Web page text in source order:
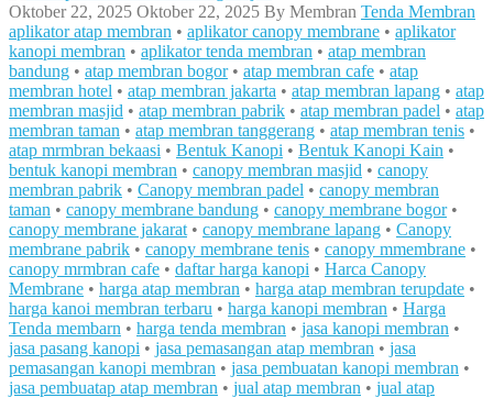
Oktober 22, 2025 Oktober 22, 2025 By Membran Tenda Membran
aplikator atap membran • aplikator canopy membrane • aplikator
kanopi membran • aplikator tenda membran • atap membran
bandung • atap membran bogor• atap membran cafe • atap
membran hotel • atap membran jakarta • atap membran lapang • atap
membran masjid • atap membran pabrik • atap membran padel • atap
membran taman • atap membran tanggerang • atap membran tenis •
atap mrmbran bekaasi • Bentuk Kanopi • Bentuk Kanopi Kain •
bentuk kanopi membran • canopy membran masjid • canopy
membran pabrik • Canopy membran padel • canopy membran
taman • canopy membrane bandung • canopy membrane bogor•
canopy membrane jakarat • canopy membrane lapang • Canopy
membrane pabrik • canopy membrane tenis • canopy mmembrane •
canopy mrmbran cafe • daftar harga kanopi • Harca Canopy
Membrane • harga atap membran • harga atap membran terupdate •
harga kanoi membran terbaru • harga kanopi membran • Harga
Tenda membarn • harga tenda membran • jasa kanopi membran •
jasa pasang kanopi • jasa pemasangan atap membran • jasa
pemasangan kanopi membran • jasa pembuatan kanopi membran •
jasa pembuatap atap membran • jual atap membran • jual atap